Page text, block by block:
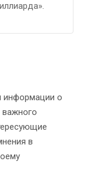
информации о
важного
в